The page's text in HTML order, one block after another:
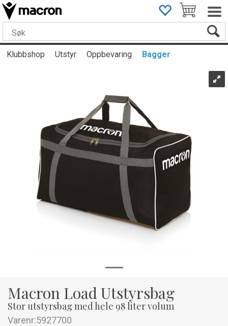
Klubbshop Utstyr Oppbevaring Bagger
Macron Load Utstyrsbag
Stor utstyrsbag med hele 98 liter volum
Varenr:5927700